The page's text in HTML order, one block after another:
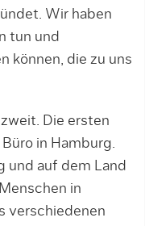
Wir haben
tun und
können, die zu uns
Die ersten
in Hamburg.
und auf dem Land
in
verschiedenen